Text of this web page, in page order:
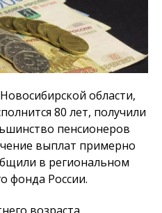
области,
80 лет, получили
пенсионеров
выплат примерно
в региональном
фонда России.